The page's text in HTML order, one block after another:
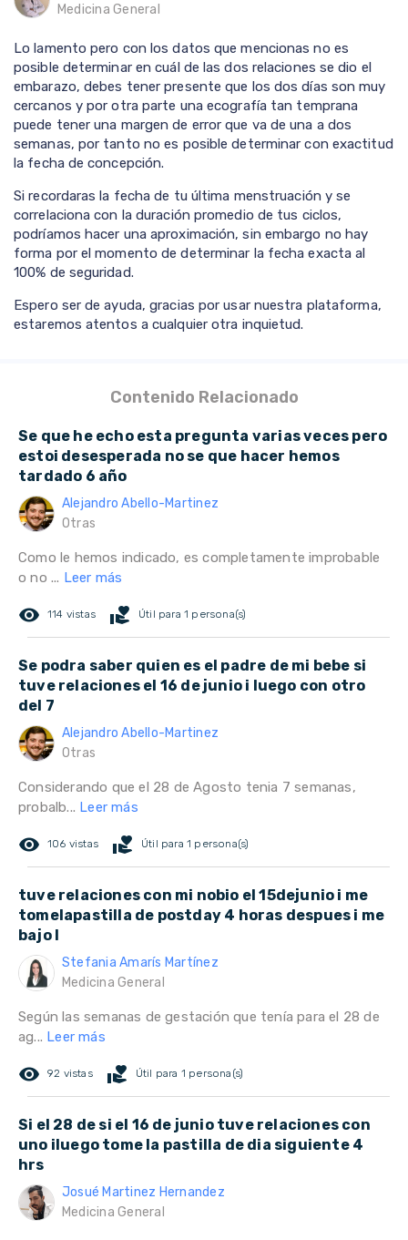
Medicina General
Lo lamento pero con los datos que mencionas no es
posible determinar en cuál de las dos relaciones se dio el
embarazo, debes tener presente que los dos días son muy
cercanos y por otra parte una ecografía tan temprana
puede tener una margen de error que va de una a dos
semanas, por tanto no es posible determinar con exactitud
la fecha de concepción.
Si recordaras la fecha de tu última menstruación y se
correlaciona con la duración promedio de tus ciclos,
podríamos hacer una aproximación, sin embargo no hay
forma por el momento de determinar la fecha exacta al
100% de seguridad.
Espero ser de ayuda, gracias por usar nuestra plataforma,
estaremos atentos a cualquier otra inquietud.
Contenido Relacionado
Se que he echo esta pregunta varias veces pero
estoi desesperada no se que hacer hemos
tardado 6 año
Alejandro Abello-Martinez
Otras
Como le hemos indicado, es completamente improbable
o no ... Leer más
remove_red_eye 114 vistas volunteer_activism Útil para 1 persona(s)
Se podra saber quien es el padre de mi bebe si
tuve relaciones el 16 de junio i luego con otro
del 7
Alejandro Abello-Martinez
Otras
Considerando que el 28 de Agosto tenia 7 semanas,
probalb... Leer más
remove_red_eye 106 vistas volunteer_activism Útil para 1 persona(s)
tuve relaciones con mi nobio el 15dejunio i me
tomelapastilla de postday 4 horas despues i me
bajo l
Stefania Amarís Martínez
Medicina General
Según las semanas de gestación que tenía para el 28 de
ag... Leer más
remove_red_eye 92 vistas volunteer_activism Útil para 1 persona(s)
Si el 28 de si el 16 de junio tuve relaciones con
uno iluego tome la pastilla de dia siguiente 4
hrs
Josué Martinez Hernandez
Medicina General